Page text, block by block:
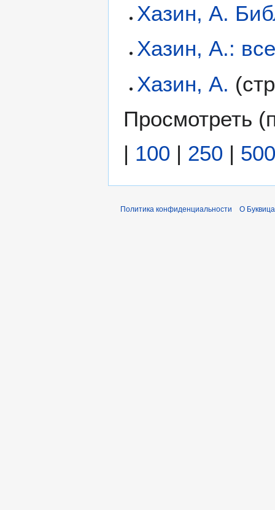
Хазин, А.
Хазин, А.:
Хазин, А.
Просмотреть (
| 100 | 250 | 500
Политика конфиденциальности О Буквица